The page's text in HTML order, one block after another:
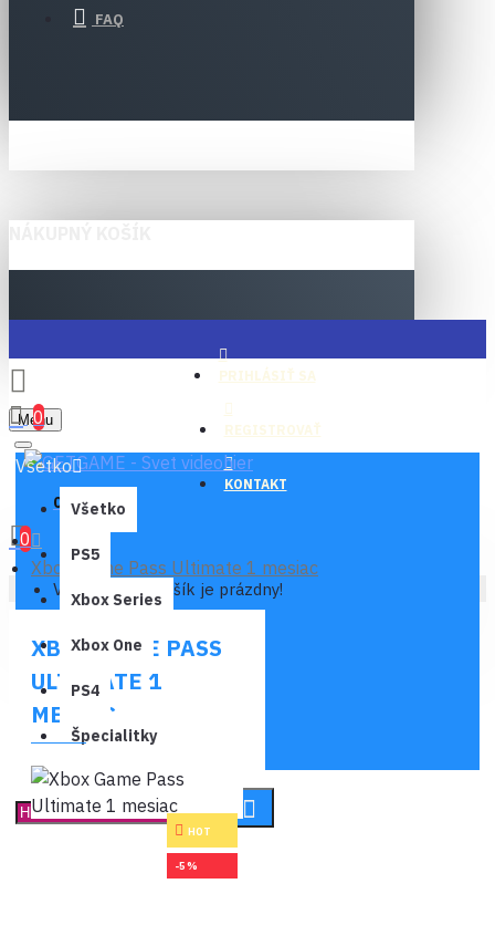
FAQ
PRIHLÁSIŤ SA
REGISTROVAŤ
KONTAKT
Menu
0
0 ks - 0,00€
0
Váš nákupný košík je prázdny!
Všetko
Všetko
PS5
Xbox Series
Xbox One
PS4
Špecialitky
Xbox Game Pass Ultimate 1 mesiac
XBOX GAME PASS
ULTIMATE 1
MESIAC
HOT
-5 %